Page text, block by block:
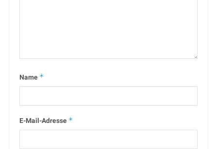
Name *
E-Mail-Adresse *